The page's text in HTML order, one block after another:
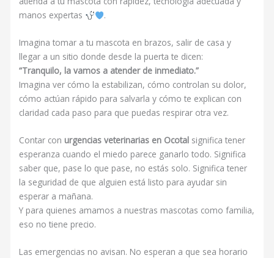
manos expertas
.
Imagina tomar a tu mascota en brazos, salir de casa y
llegar a un sitio donde desde la puerta te dicen:
“Tranquilo, la vamos a atender de inmediato.”
Imagina ver cómo la estabilizan, cómo controlan su dolor,
cómo actúan rápido para salvarla y cómo te explican con
claridad cada paso para que puedas respirar otra vez.
Contar con urgencias veterinarias en Ocotal significa tener
esperanza cuando el miedo parece ganarlo todo. Significa
saber que, pase lo que pase, no estás solo. Significa tener
la seguridad de que alguien está listo para ayudar sin
esperar a mañana.
Y para quienes amamos a nuestras mascotas como familia,
eso no tiene precio.
Las emergencias no avisan. No esperan a que sea horario